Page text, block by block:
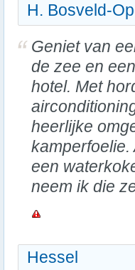
H. Bosveld-
Geniet van
de zee en
hotel. Met
heerlijke
een
neem ik die
Hessel